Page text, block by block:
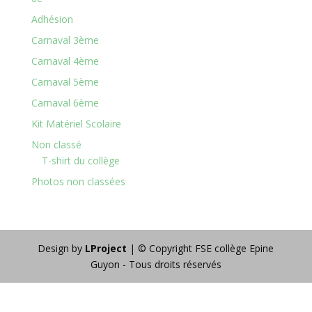
Adhésion
Carnaval 3ème
Carnaval 4ème
Carnaval 5ème
Carnaval 6ème
Kit Matériel Scolaire
Non classé
T-shirt du collège
Photos non classées
Design by LProject | © Copyright FSE collège Epine
Guyon - Tous droits réservés